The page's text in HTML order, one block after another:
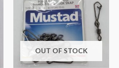
OUT OF STOCK